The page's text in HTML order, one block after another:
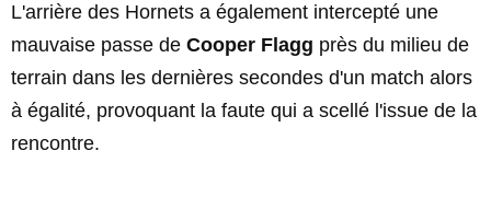
L'arrière des Hornets a également intercepté une
mauvaise passe de Cooper Flagg près du milieu de
terrain dans les dernières secondes d'un match alors
à égalité, provoquant la faute qui a scellé l'issue de la
rencontre.